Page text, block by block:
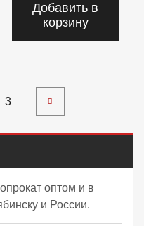
Добавить в
корзину
3
оптом и в
и России.